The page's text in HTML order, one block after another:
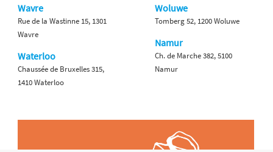
Wavre
Rue de la Wastinne 15, 1301
Wavre
Waterloo
Chaussée de Bruxelles 315,
1410 Waterloo
Woluwe
Tomberg 52, 1200 Woluwe
Namur
Ch. de Marche 382, 5100
Namur